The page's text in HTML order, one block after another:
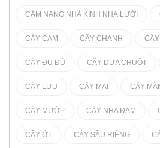
CẨM NANG NHÀ KÍNH NHÀ LƯỚI
CÂY CAM CÂY CHANH CÂY
CÂY ĐU ĐỦ CÂY DƯA CHUỘT
CÂY LỰU CÂY MAI CÂY
CÂY MƯỚP CÂY NHA ĐAM
CÂY ỚT CÂY SẦU RIÊNG